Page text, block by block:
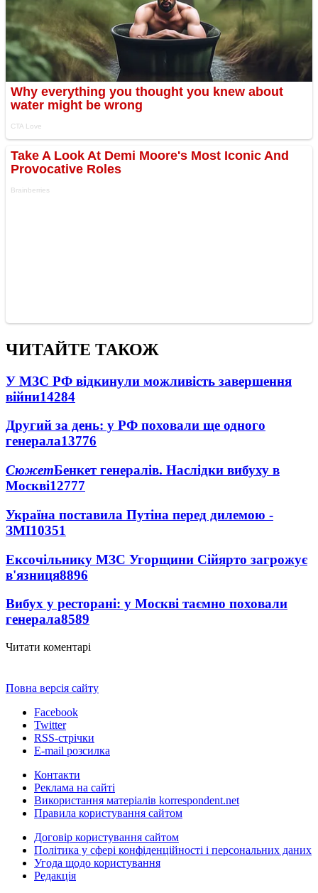
ЧИТАЙТЕ ТАКОЖ
У МЗС РФ відкинули можливість завершення
війни14284
Другий за день: у РФ поховали ще одного
генерала13776
СюжетБенкет генералів. Наслідки вибуху в
Москві12777
Україна поставила Путіна перед дилемою -
ЗМІ10351
Ексочільнику МЗС Угорщини Сійярто загрожує
в'язниця8896
Вибух у ресторані: у Москві таємно поховали
генерала8589
Читати коментарі
Повна версія сайту
Facebook
Twitter
RSS-стрічки
E-mail розсилка
Контакти
Реклама на сайті
Використання матеріалів korrespondent.net
Правила користування сайтом
Договір користування сайтом
Політика у сфері конфіденційності і персональних даних
Угода щодо користування
Редакція